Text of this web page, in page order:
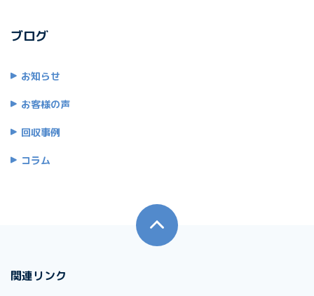
ブログ
お知らせ
お客様の声
回収事例
コラム
関連リンク